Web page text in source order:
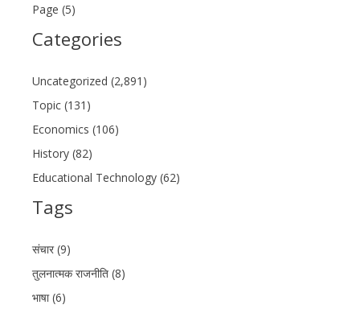
Page (5)
Categories
Uncategorized (2,891)
Topic (131)
Economics (106)
History (82)
Educational Technology (62)
Tags
संचार (9)
तुलनात्मक राजनीति (8)
भाषा (6)